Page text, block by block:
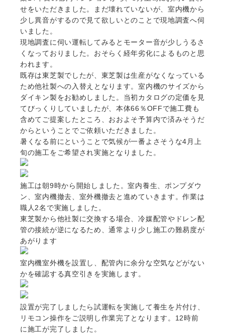
せをいただきました。まだ壊れていないが、室内機から
少し異音がするので見て欲しいとのことで現地調査へ伺
いました。
現地調査に伺い運転してみるとモーター音が少しうるさ
くなっておりました。おそらく経年劣化によるものと思
われます。
既存は東芝製でしたが、東芝製は生産がなくなっている
ため他社製への入替えとなります。室内機のサイズから
ダイキン製をお勧めしました。当初カタログの定価を見
てびっくりしていましたが、本体66％OFFで施工費も
含めてご提案したところ、おおよそ予算内で済みそうだ
からということでご依頼いただきました。
暑くなる前にということで気候が一番よさそうな4月上
旬の施工をご希望され実施となりました。
施工は朝9時から開始しました。室内養生、ポンプダウ
ン、室内機撤去、室外機撤去と進めていきます。作業は
職人2名で実施しました。
東芝製から他社製に交換する場合、冷媒配管やドレン配
管の接続が逆になるため、通常より少し施工の難易度が
あがります
室内機室外機を設置し、配管内に余分な空気などがない
かを確認する真空引きを実施します。
設置が完了しましたら試運転を実施して養生を片付け、
リモコン操作をご説明し作業完了となります。12時前
に施工が完了しました。